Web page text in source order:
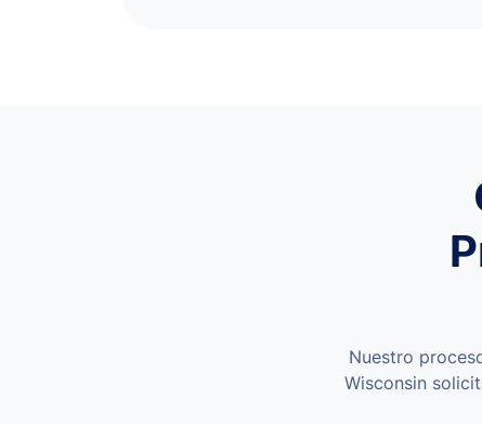
Nuestro
Wisconsin